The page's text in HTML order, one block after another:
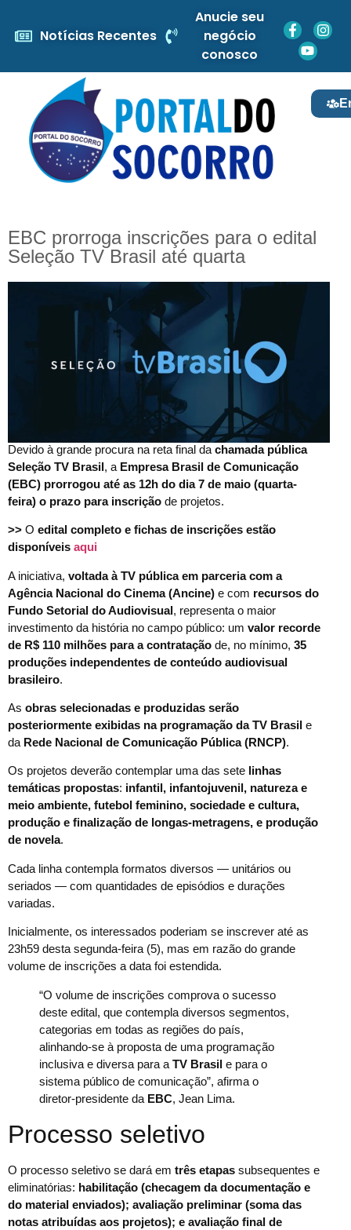
Notícias Recentes
Anucie seu
negócio
conosco
EBC prorroga inscrições para o edital
Seleção TV Brasil até quarta
Devido à grande procura na reta final da chamada pública
Seleção TV Brasil, a Empresa Brasil de Comunicação
(EBC) prorrogou até as 12h do dia 7 de maio (quarta-
feira) o prazo para inscrição de projetos.
>> O edital completo e fichas de inscrições estão
disponíveis aqui
A iniciativa, voltada à TV pública em parceria com a
Agência Nacional do Cinema (Ancine) e com recursos do
Fundo Setorial do Audiovisual, representa o maior
investimento da história no campo público: um valor recorde
de R$ 110 milhões para a contratação de, no mínimo, 35
produções independentes de conteúdo audiovisual
brasileiro.
As obras selecionadas e produzidas serão
posteriormente exibidas na programação da TV Brasil e
da Rede Nacional de Comunicação Pública (RNCP).
Os projetos deverão contemplar uma das sete linhas
temáticas propostas: infantil, infantojuvenil, natureza e
meio ambiente, futebol feminino, sociedade e cultura,
produção e finalização de longas-metragens, e produção
de novela.
Cada linha contempla formatos diversos — unitários ou
seriados — com quantidades de episódios e durações
variadas.
Inicialmente, os interessados poderiam se inscrever até as
23h59 desta segunda-feira (5), mas em razão do grande
volume de inscrições a data foi estendida.
“O volume de inscrições comprova o sucesso
deste edital, que contempla diversos segmentos,
categorias em todas as regiões do país,
alinhando-se à proposta de uma programação
inclusiva e diversa para a TV Brasil e para o
sistema público de comunicação”, afirma o
diretor-presidente da EBC, Jean Lima.
Processo seletivo
O processo seletivo se dará em três etapas subsequentes e
eliminatórias: habilitação (checagem da documentação e
do material enviados); avaliação preliminar (soma das
notas atribuídas aos projetos); e avaliação final de